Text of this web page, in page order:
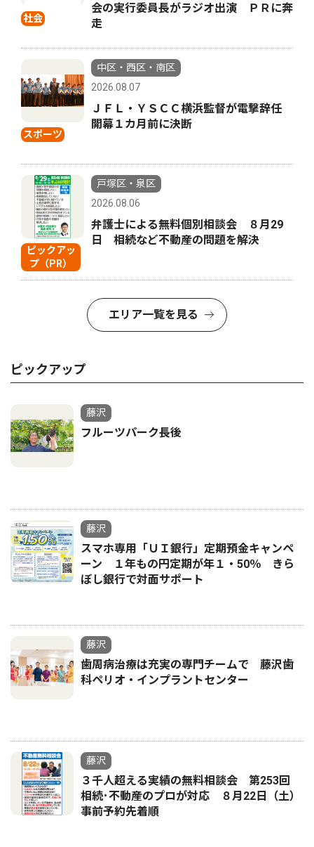
社会
会の実行委員長がラジオ出演 ＰＲに奔
走
スポーツ
中区・西区・南区
2026.08.07
ＪＦＬ・ＹＳＣＣ横浜監督が電撃辞任
開幕１カ月前に決断
ピックアッ
プ（PR）
戸塚区・泉区
2026.08.06
弁護士による無料個別相談会 ８月29
日 相続など不動産の問題を解決
エリア一覧を見る
ピックアップ
藤沢
フルーツパーク長後
藤沢
スマホ専用「ＵＩ銀行」定期預金キャンペ
ーン １年もの円定期が年１・50％ きら
ぼし銀行で対面サポート
藤沢
歯周病治療は充実の専門チームで 藤沢歯
科ペリオ・インプラントセンター
藤沢
３千人超える実績の無料相談会 第253回
相続･不動産のプロが対応 ８月22日（土）
事前予約先着順